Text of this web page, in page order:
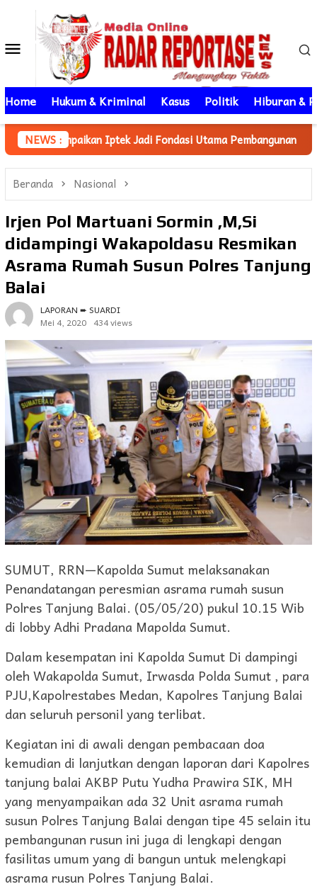
kontenMenu
Mobile
Home Hukum & Kriminal Kasus Politik Hiburan &
NEWS :
Jadi Fondasi Utama Pembangunan Mahasiswa KKN
Beranda Nasional
Irjen Pol Martuani Sormin ,M,Si
didampingi Wakapoldasu Resmikan
Asrama Rumah Susun Polres Tanjung
Balai
LAPORAN ➨ SUARDI
Mei 4, 2020 434 views
SUMUT, RRN—Kapolda Sumut melaksanakan
Penandatangan peresmian asrama rumah susun
Polres Tanjung Balai. (05/05/20) pukul 10.15 Wib
di lobby Adhi Pradana Mapolda Sumut.
Dalam kesempatan ini Kapolda Sumut Di dampingi
oleh Wakapolda Sumut, Irwasda Polda Sumut , para
PJU,Kapolrestabes Medan, Kapolres Tanjung Balai
dan seluruh personil yang terlibat.
Kegiatan ini di awali dengan pembacaan doa
kemudian di lanjutkan dengan laporan dari Kapolres
tanjung balai AKBP Putu Yudha Prawira SIK, MH
yang menyampaikan ada 32 Unit asrama rumah
susun Polres Tanjung Balai dengan tipe 45 selain itu
pembangunan rusun ini juga di lengkapi dengan
fasilitas umum yang di bangun untuk melengkapi
asrama rusun Polres Tanjung Balai.